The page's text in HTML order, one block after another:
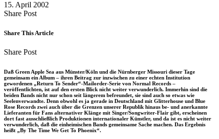
15. April 2002
Share PostShare
Facebook
Copy
to
Send
via
Share This Article
Share PostShare
Facebook
Copy
to
clipboard
Send
via
eMail
Daß Green Apple Sea aus Münster/Köln und die Nürnberger Missouri dieser Tage
gemeinsam ein Album – ihren Beitrag zur inzwischen zu einer echten Institution
gewordenen „Return To Sender“-Mailorder-Serie von Normal Records –
veröffentlichten, ist auf den ersten Blick nicht weiter verwunderlich. Immerhin sind die
beiden Bands nicht nur schon seit längerem befreundet, sie sind auch so etwas wie
Seelenverwandte. Denn obwohl es ja gerade in Deutschland mit Glitterhouse und Blue
Rose Records zwei auch über die Grenzen unserer Republik hinaus be- und anerkannte
Lieferanten für Fans alternativer Klänge mit Singer/Songwriter-Flair gibt, erscheinen
dort fast ausschließlich Produktionen internationaler Künstler, und da ist es nicht weiter
verwunderlich, daß die einheimischen Bands gemeinsame Sache machen. Das Ergebnis
heißt „By The Time We Get To Phoenix“.